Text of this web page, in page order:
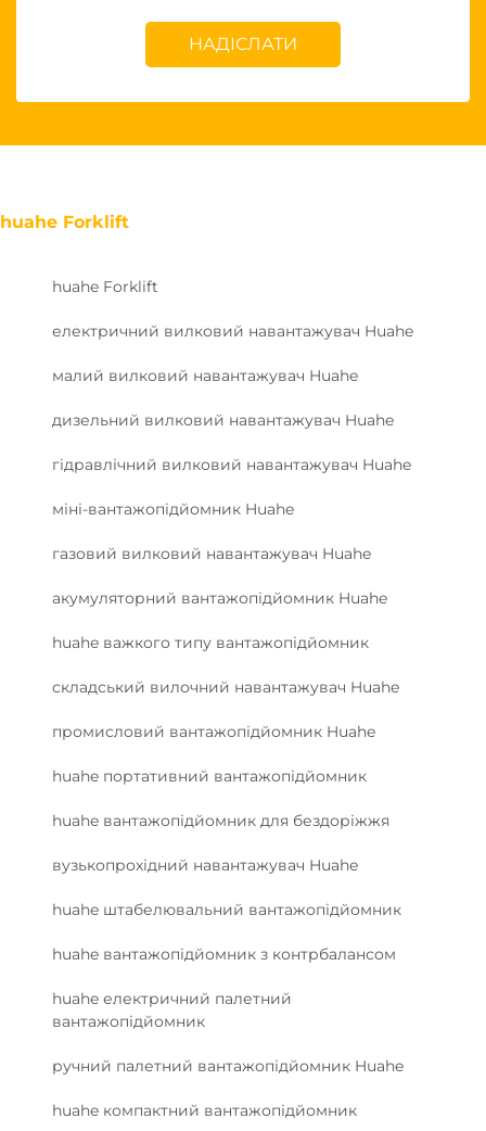
НАДІСЛАТИ
huahe Forklift
huahe Forklift
електричний вилковий навантажувач Huahe
малий вилковий навантажувач Huahe
дизельний вилковий навантажувач Huahe
гідравлічний вилковий навантажувач Huahe
міні-вантажопідйомник Huahe
газовий вилковий навантажувач Huahe
акумуляторний вантажопідйомник Huahe
huahe важкого типу вантажопідйомник
складський вилочний навантажувач Huahe
промисловий вантажопідйомник Huahe
huahe портативний вантажопідйомник
huahe вантажопідйомник для бездоріжжя
вузькопрохідний навантажувач Huahe
huahe штабелювальний вантажопідйомник
huahe вантажопідйомник з контрбалансом
huahe електричний палетний
вантажопідйомник
ручний палетний вантажопідйомник Huahe
huahe компактний вантажопідйомник